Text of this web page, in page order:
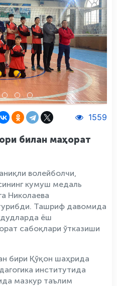
1559
билан маҳорат
волейболчи,
кумуш медаль
Николаева
Ташриф давомида
ёш
сабоқлари ўтказиши
бири Қўқон шаҳрида
институтида
мазкур таълим